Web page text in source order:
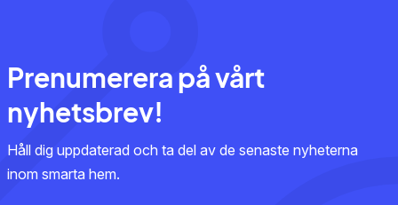
Prenumerera på vårt
nyhetsbrev!
Håll dig uppdaterad och ta del av de senaste nyheterna
inom smarta hem.